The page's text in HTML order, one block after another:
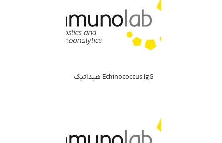
Echinococcus IgG هيداتيك